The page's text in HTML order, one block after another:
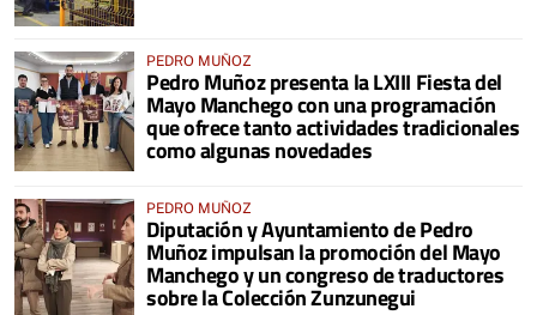
PEDRO MUÑOZ
Pedro Muñoz presenta la LXIII Fiesta del
Mayo Manchego con una programación
que ofrece tanto actividades tradicionales
como algunas novedades
PEDRO MUÑOZ
Diputación y Ayuntamiento de Pedro
Muñoz impulsan la promoción del Mayo
Manchego y un congreso de traductores
sobre la Colección Zunzunegui